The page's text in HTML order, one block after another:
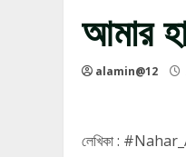
আমার
alamin@12
লেখিকা :